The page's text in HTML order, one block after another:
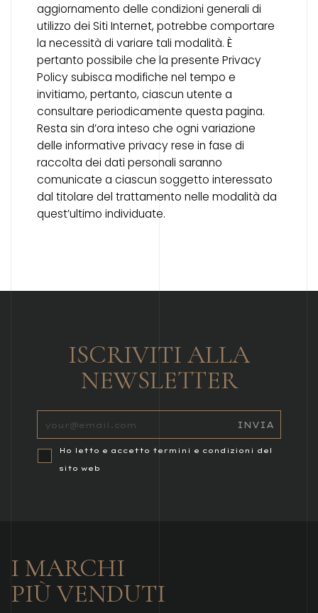
aggiornamento delle condizioni generali di
utilizzo dei Siti Internet, potrebbe comportare
la necessità di variare tali modalità. È
pertanto possibile che la presente Privacy
Policy subisca modifiche nel tempo e
invitiamo, pertanto, ciascun utente a
consultare periodicamente questa pagina.
Resta sin d’ora inteso che ogni variazione
delle informative privacy rese in fase di
raccolta dei dati personali saranno
comunicate a ciascun soggetto interessato
dal titolare del trattamento nelle modalità da
quest’ultimo individuate.
ISCRIVITI ALLA
NEWSLETTER
Ho letto e accetto termini e condizioni del
sito web
I MARCHI
PIÙ VENDUTI